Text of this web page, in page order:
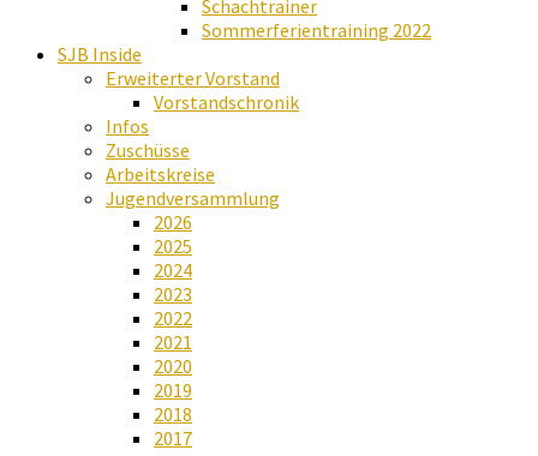
Schachtrainer
Sommerferientraining 2022
SJB Inside
Erweiterter Vorstand
Vorstandschronik
Infos
Zuschüsse
Arbeitskreise
Jugendversammlung
2026
2025
2024
2023
2022
2021
2020
2019
2018
2017